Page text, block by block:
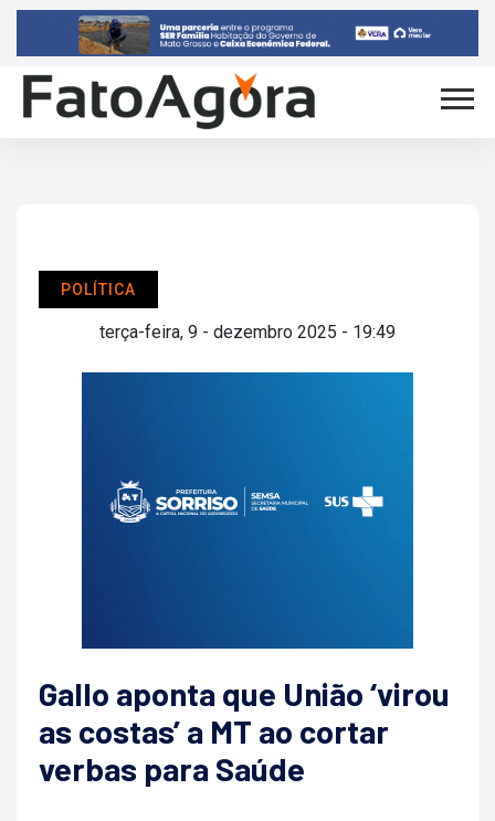
POLÍTICA
terça-feira, 9 - dezembro 2025 - 19:49
Gallo aponta que União ‘virou
as costas’ a MT ao cortar
verbas para Saúde